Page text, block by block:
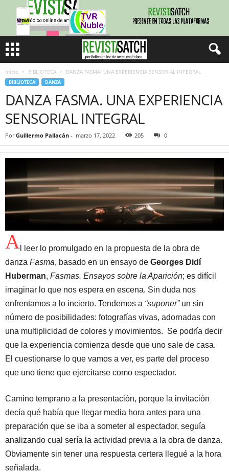
Inicio BIBLIOTECA DANZA FASMA. UNA EXPERIENCIA SENSORIAL INTEGRAL
BIBLIOTECA DANZA
DANZA FASMA. UNA EXPERIENCIA
SENSORIAL INTEGRAL
Por Guillermo Pallacán - marzo 17, 2022 205 0
A l leer lo promulgado en la propuesta de la obra de
danza Fasma, basado en un ensayo de Georges Didí
Huberman, Fasmas. Ensayos sobre la Aparición; es difícil
imaginar lo que nos espera en escena. Sin duda nos
enfrentamos a lo incierto. Tendemos a “suponer”un sin
número de posibilidades: fotografías vivas, adornadas con
una multiplicidad de colores y movimientos. Se podría decir
que la experiencia comienza desde que uno sale de casa.
El cuestionarse lo que vamos a ver, es parte del proceso
que uno tiene que ejercitarse como espectador.
Camino temprano a la presentación, porque la invitación
decía qué había que llegar media hora antes para una
preparación que se iba a someter al espectador, seguía
analizando cual sería la actividad previa a la obra de danza.
Obviamente sin tener una respuesta certera llegué a la hora
señalada.